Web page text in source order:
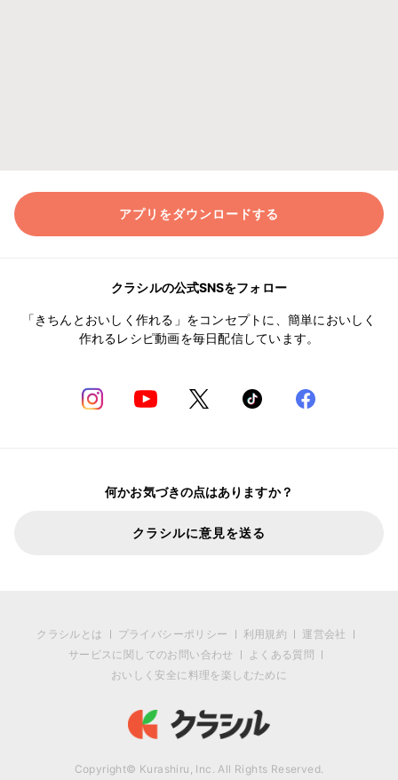
アプリをダウンロードする
クラシルの公式SNSをフォロー
「きちんとおいしく作れる」をコンセプトに、簡単においしく
作れるレシピ動画を毎日配信しています。
何かお気づきの点はありますか？
クラシルに意見を送る
クラシルとは プライバシーポリシー 利用規約
運営会社
サービスに関してのお問い合わせ
よくある質問
おいしく安全に料理を楽しむために
Copyright© Kurashiru, Inc. All Rights Reserved.